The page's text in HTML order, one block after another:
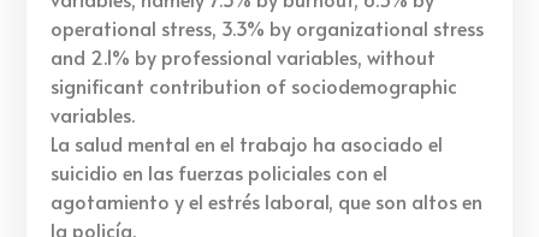
operational stress, 3.3% by organizational stress
and 2.1% by professional variables, without
significant contribution of sociodemographic
variables.
La salud mental en el trabajo ha asociado el
suicidio en las fuerzas policiales con el
agotamiento y el estrés laboral, que son altos en
la policía.